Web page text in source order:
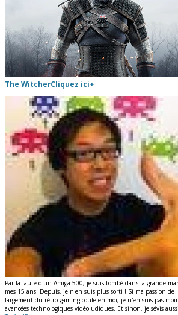
The WitcherCliquez ici+
Par la faute d'un Amiga 500, je suis tombé dans la grande
mes 15 ans. Depuis, je n'en suis plus sorti ! Si ma passion
largement du rétro-gaming coule en moi, je n'en suis pas
avancées technologiques vidéoludiques. Et sinon, je sévis